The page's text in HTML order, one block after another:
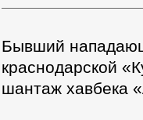
Бывший
краснодарской
шантаж хавбека